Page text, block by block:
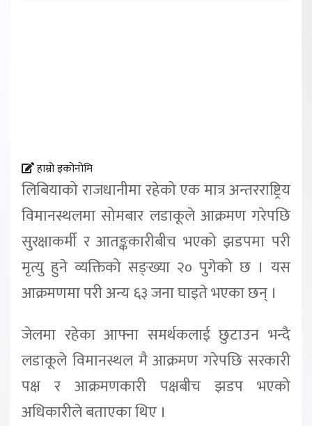
हाम्रो इकोनोमि
लिबियाको राजधानीमा रहेको एक मात्र अन्तरराष्ट्रिय
विमानस्थलमा सोमबार लडाकूले आक्रमण गरेपछि
सुरक्षाकर्मी र आतङ्ककारीबीच भएको झडपमा परी
मृत्यु हुने व्यक्तिको सङ्ख्या २० पुगेको छ । यस
आक्रमणमा परी अन्य ६३ जना घाइते भएका छन् ।
जेलमा रहेका आफ्ना समर्थकलाई छुटाउन भन्दै
लडाकूले विमानस्थल मै आक्रमण गरेपछि सरकारी
पक्ष र आक्रमणकारी पक्षबीच झडप भएको
अधिकारीले बताएका थिए ।